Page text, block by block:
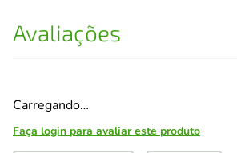
Avaliações
Carregando…
Faça login para avaliar este produto